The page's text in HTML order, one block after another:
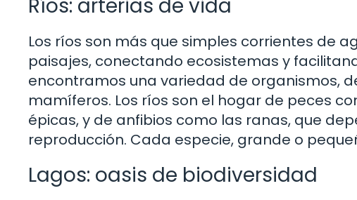
Ríos: arterias de vida
Los ríos son más que simples corrientes de
paisajes, conectando ecosistemas y
encontramos una variedad de organismos,
mamíferos. Los ríos son el hogar de peces
épicas, y de anfibios como las ranas, que
reproducción. Cada especie, grande o
Lagos: oasis de biodiversidad